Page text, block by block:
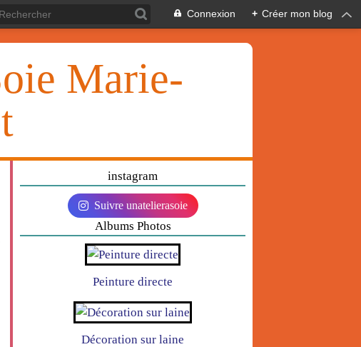
Connexion + Créer mon blog
Marie-
instagram
Suivre unatelierasoie
Albums Photos
Peinture directe
Décoration sur laine